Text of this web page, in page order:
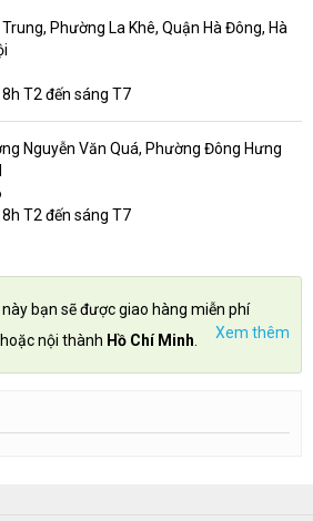
Phường La Khê, Quận Hà Đông, Hà
T2 đến sáng T7
Nguyễn Văn Quá, Phường Đông Hưng
T2 đến sáng T7
bạn sẽ được giao hàng miễn phí
hoặc nội thành Hồ Chí Minh Xem thêm